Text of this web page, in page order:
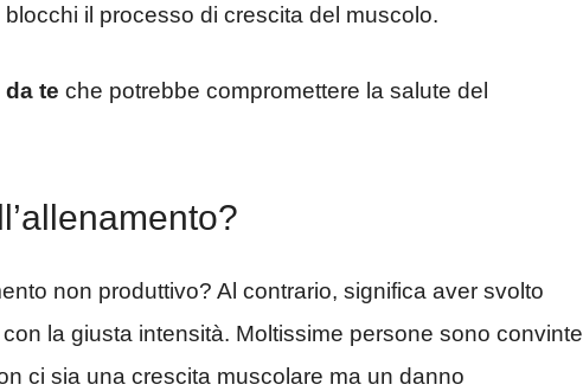
il processo di crescita del muscolo.
te che potrebbe compromettere la salute del
non produttivo? Al contrario, significa aver svolto
la giusta intensità. Moltissime persone sono convinte
ci sia una crescita muscolare ma un danno